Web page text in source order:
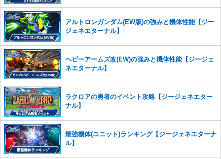
アルトロンガンダム(EW版)の強みと機体性能【ジー
ジェネエターナル】
ヘビーアームズ改(EW)の強みと機体性能【ジージェ
ネエターナル】
ラクロアの勇者のイベント攻略【ジージェネエター
ナル】
最強機体(ユニット)ランキング【ジージェネエターナ
ル】